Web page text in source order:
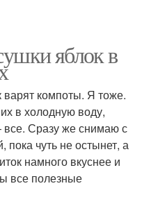
яблок в
компоты. Я тоже.
в холодную воду,
Сразу же снимаю с
чуть не остынет, а
намного вкуснее и
все полезные